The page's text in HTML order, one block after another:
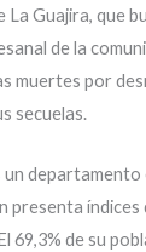
La Guajira, que
de la
muertes por
secuelas.
un
presenta índices
69,3% de su